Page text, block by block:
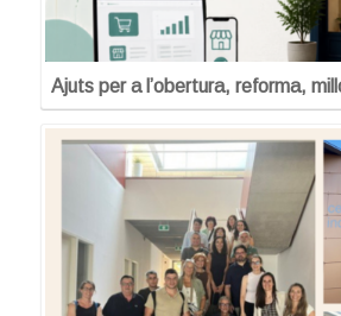
Ajuts per a l’obertura, reforma,